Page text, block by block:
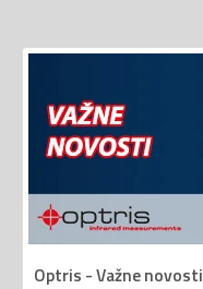
Optris - Važne novosti